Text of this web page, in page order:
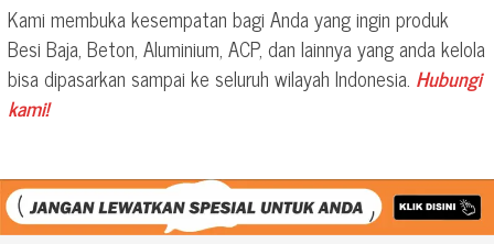
Kami membuka kesempatan bagi Anda yang ingin produk
Besi Baja, Beton, Aluminium, ACP, dan lainnya yang anda kelola
bisa dipasarkan sampai ke seluruh wilayah Indonesia. Hubungi
kami!